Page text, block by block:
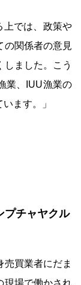
上では、政策や
の関係者の意見
ました。こう
業、IUU漁業の
ます。」
プチャヤクル
買業者にだま
現場で働かされ